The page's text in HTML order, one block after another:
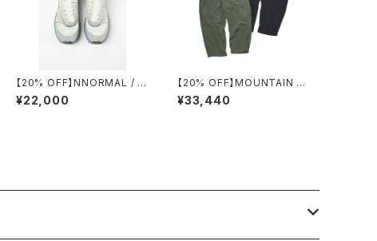
【20% OFF】NNORMAL / T
OMIR 1.0
¥22,000
【20% OFF】MOUNTAIN RE
SEARCH / PHIL PKT. TRO
USERS
¥33,440